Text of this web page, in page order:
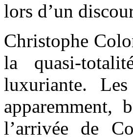
lors d’un
Christophe
la quasi-
luxuriante.
apparemment,
l’arrivée de